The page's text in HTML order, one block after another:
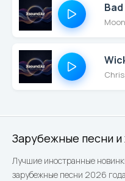
Зарубежные песни и
Лучшие иностранные
зарубежные песни 2026